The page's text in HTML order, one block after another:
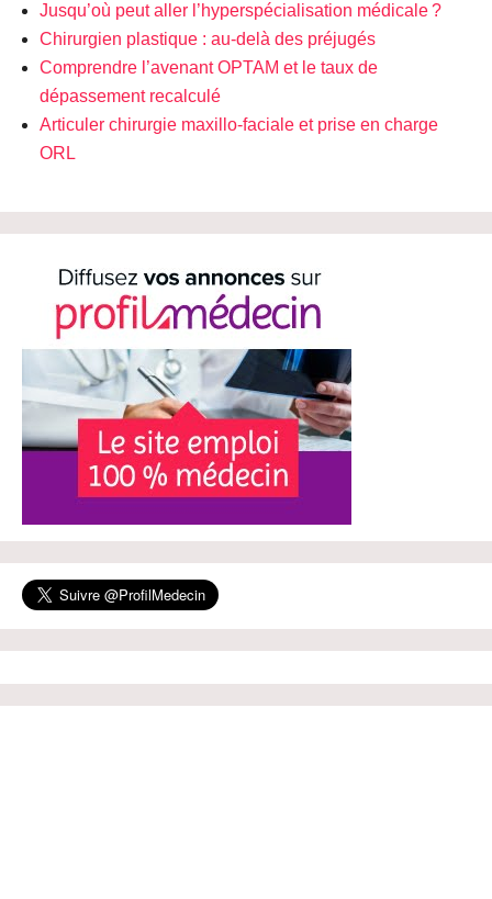
Jusqu’où peut aller l’hyperspécialisation médicale ?
Chirurgien plastique : au-delà des préjugés
Comprendre l’avenant OPTAM et le taux de
dépassement recalculé
Articuler chirurgie maxillo-faciale et prise en charge
ORL